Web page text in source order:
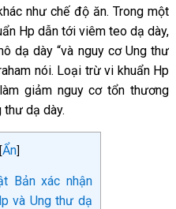
như chế độ ăn. Trong một
Hp dẫn tới viêm teo dạ dày,
dạ dày “và nguy cơ Ung thư
nói. Loại trừ vi khuẩn Hp
giảm nguy cơ tổn thương
thư dạ dày.
[Ẩn]
Bản xác nhận
và Ung thư dạ